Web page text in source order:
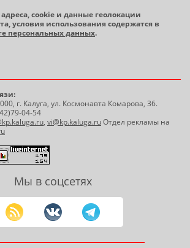
cookie и данные геолокации
условия использования содержатся в
персональных данных.
г. Калуга, ул. Космонавта Комарова, 36.
04-54
, vi@kp.kaluga.ruОтдел рекламы на
Мы в соцсетях